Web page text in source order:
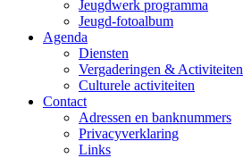
Jeugdwerk programma
Jeugd-fotoalbum
Agenda
Diensten
Vergaderingen & Activiteiten
Culturele activiteiten
Contact
Adressen en banknummers
Privacyverklaring
Links